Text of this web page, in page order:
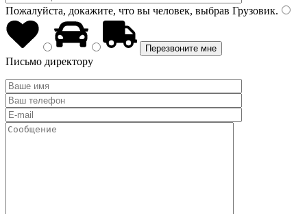
Пожалуйста, докажите, что вы человек, выбрав Грузовик.
Письмо директору